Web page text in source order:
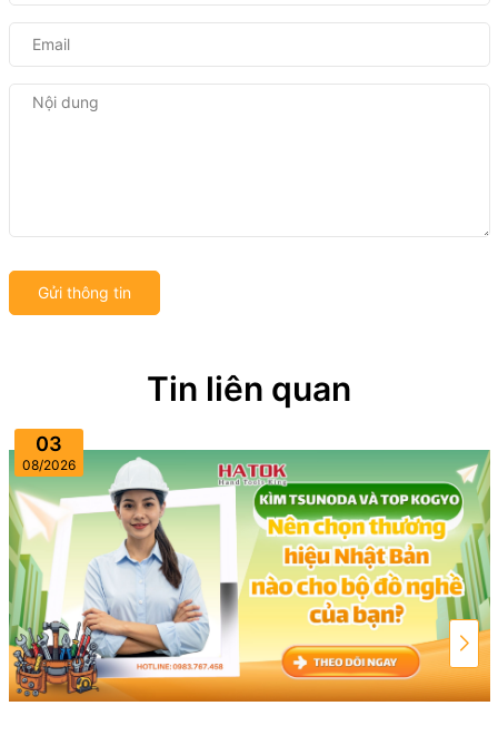
Gửi thông tin
Tin liên quan
03
08/2026